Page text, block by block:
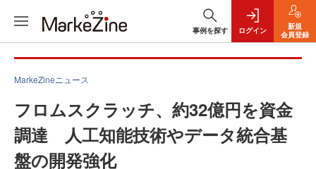
事例を探す ログイン
新規
会員登録
MarkeZineニュース
フロムスクラッチ、約32億円を資金
調達 人工知能技術やデータ統合基
盤の開発強化